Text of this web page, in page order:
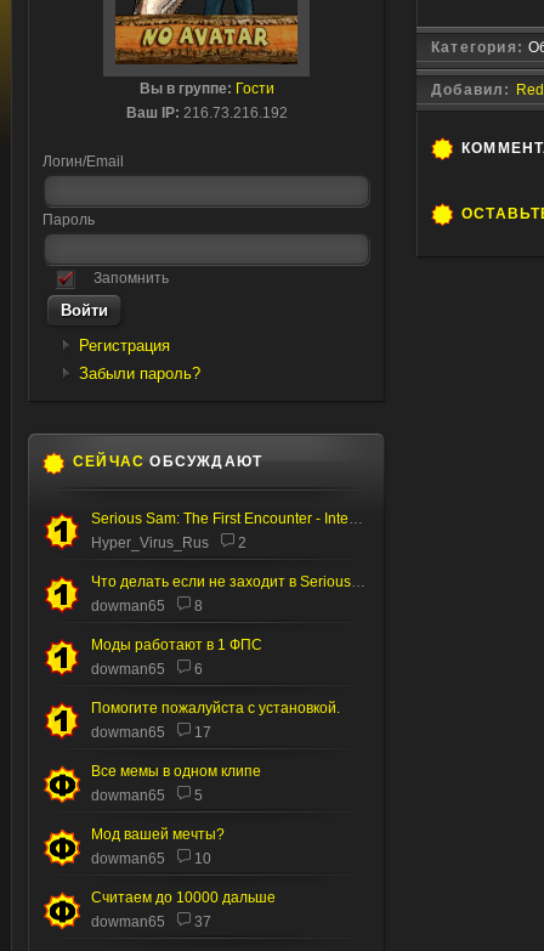
Категория:
Добавил:
Вы в группе: Гости
Ваш IP: 216.73.216.192
Логин/Email
Пароль
Запомнить
Регистрация
Забыли пароль?
СЕЙЧАС ОБСУЖДАЮТ
Serious Sam: The First Encounter - Internal Test
Hyper_Virus_Rus
2
Что делать если не заходит в Serious editor
dowman65
8
Моды работают в 1 ФПС
dowman65
6
Помогите пожалуйста с установкой.
dowman65
17
Все мемы в одном клипе
dowman65
5
Мод вашей мечты?
dowman65
10
Считаем до 10000 дальше
dowman65
37